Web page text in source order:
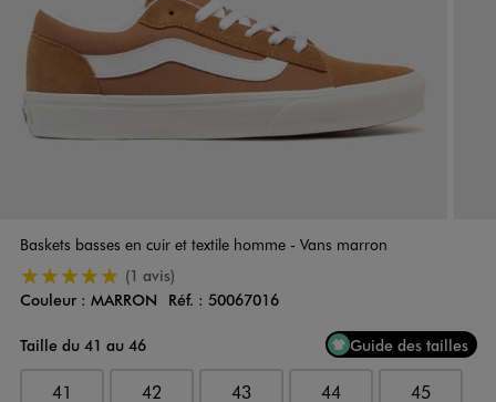
Baskets basses en cuir et textile homme - Vans marron
5/5 de moyenne(1 avis)
Couleur
Couleur : MARRON Réf. : 50067016
Taille du 41 au 46
Guide des tailles
41 42 43 44 45